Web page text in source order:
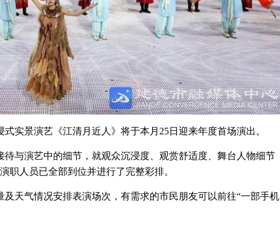
实景演艺《江清月近人》将于本月25日迎来年度首场演出。
与演艺中的细节，就观众沉浸度、观赏舒适度、舞台人物细节
职人员已全部到位并进行了完整彩排。
天气情况安排表演场次，有需求的市民朋友可以前往“一部手机